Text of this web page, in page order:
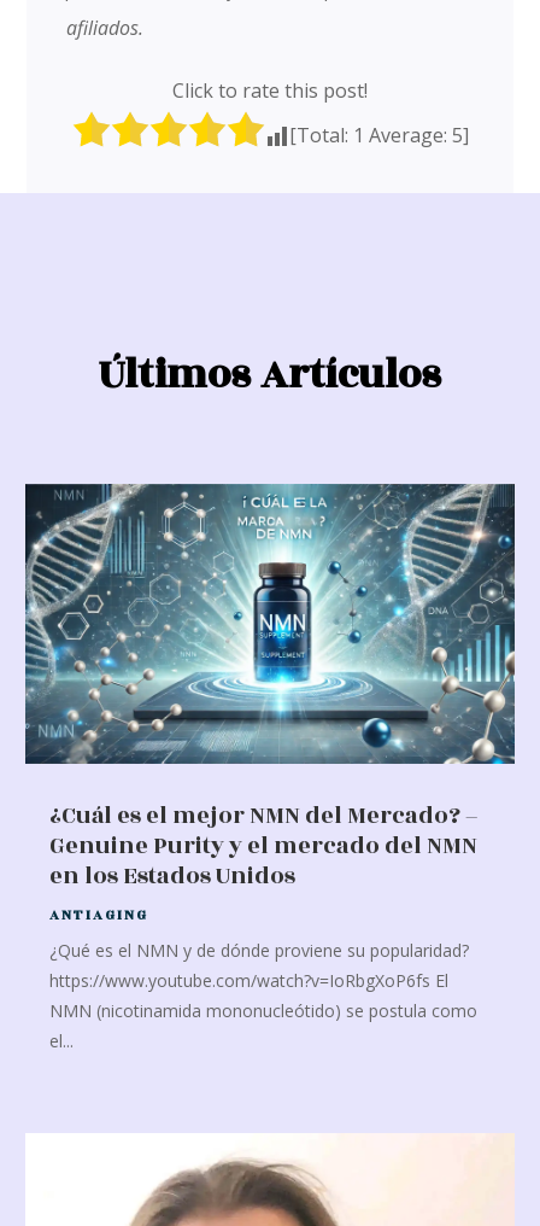
afiliados.
Click to rate this post!
[Total: 1 Average: 5]
Últimos Artículos
¿Cuál es el mejor NMN del Mercado? –
Genuine Purity y el mercado del NMN
en los Estados Unidos
ANTIAGING
¿Qué es el NMN y de dónde proviene su popularidad?
https://www.youtube.com/watch?v=IoRbgXoP6fs El
NMN (nicotinamida mononucleótido) se postula como
el...